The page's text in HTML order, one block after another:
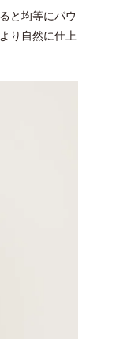
と均等にパウ
り自然に仕上